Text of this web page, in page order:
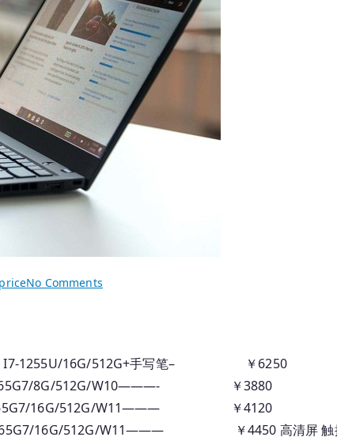
No Commentson
Thinkpad
笔
记
1255U/16G/512G+手写笔– ￥6250
8G/512G/W10———- ￥3880
16G/512G/W11——— ￥4120
16G/512G/W11——— ￥4450 高清屏 触